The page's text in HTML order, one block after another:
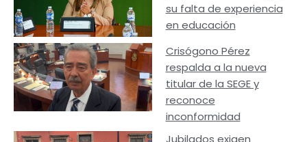
su falta de experiencia
en educación
Crisógono Pérez
respalda a la nueva
titular de la SEGE y
reconoce
inconformidad
Jubilados exigen